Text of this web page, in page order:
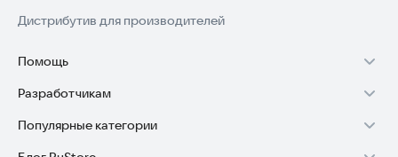
Дистрибутив для производителей
Помощь
Установка RuStore на TV
Установка RuStore на телефон
Разработчикам
Зарабатывать с RuStore
Популярные категории